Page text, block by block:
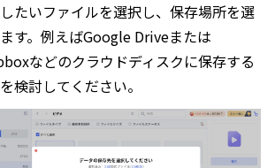
たいファイルを選択し、保存場所を選
す。例えばGoogle Driveまたは
などのクラウドディスクに保存する
検討してください。